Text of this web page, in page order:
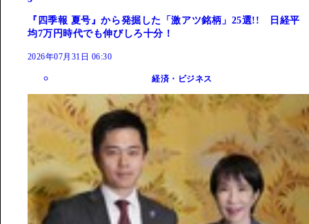
『四季報 夏号』から発掘した「激アツ銘柄」25選!! 日経平
均7万円時代でも伸びしろ十分！
2026年07月31日 06:30
経済・ビジネス